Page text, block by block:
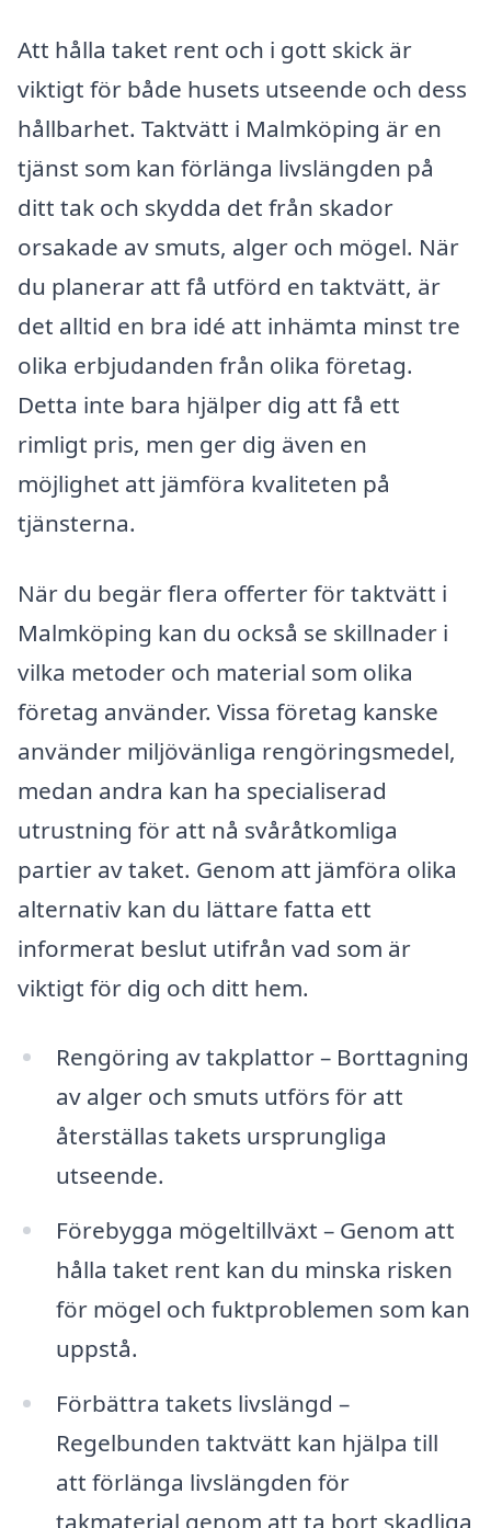
Att hålla taket rent och i gott skick är
viktigt för både husets utseende och dess
hållbarhet. Taktvätt i Malmköping är en
tjänst som kan förlänga livslängden på
ditt tak och skydda det från skador
orsakade av smuts, alger och mögel. När
du planerar att få utförd en taktvätt, är
det alltid en bra idé att inhämta minst tre
olika erbjudanden från olika företag.
Detta inte bara hjälper dig att få ett
rimligt pris, men ger dig även en
möjlighet att jämföra kvaliteten på
tjänsterna.
När du begär flera offerter för taktvätt i
Malmköping kan du också se skillnader i
vilka metoder och material som olika
företag använder. Vissa företag kanske
använder miljövänliga rengöringsmedel,
medan andra kan ha specialiserad
utrustning för att nå svåråtkomliga
partier av taket. Genom att jämföra olika
alternativ kan du lättare fatta ett
informerat beslut utifrån vad som är
viktigt för dig och ditt hem.
Rengöring av takplattor – Borttagning
av alger och smuts utförs för att
återställas takets ursprungliga
utseende.
Förebygga mögeltillväxt – Genom att
hålla taket rent kan du minska risken
för mögel och fuktproblemen som kan
uppstå.
Förbättra takets livslängd –
Regelbunden taktvätt kan hjälpa till
att förlänga livslängden för
takmaterial genom att ta bort skadliga